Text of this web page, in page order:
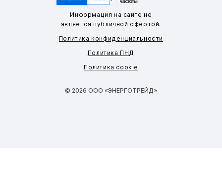
Информация на сайте не
является публичной офертой.
Политика конфиденциальности
Политика ПНД
Политика cookie
© 2026 ООО «ЭНЕРГОТРЕЙД»